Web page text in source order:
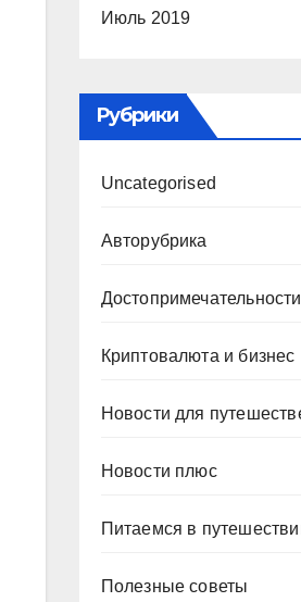
Июль 2019
Рубрики
Uncategorised
Авторубрика
Достопримечательности
Криптовалюта и бизнес
Новости для
Новости плюс
Питаемся в
Полезные советы